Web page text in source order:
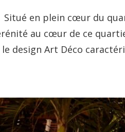
Situé en plein cœur du
au cœur de ce
le design Art Déco